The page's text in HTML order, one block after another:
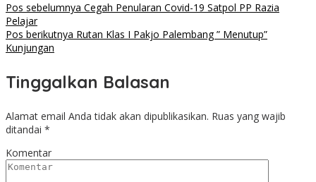
Pos sebelumnya Cegah Penularan Covid-19 Satpol PP Razia
Pelajar
Pos berikutnya Rutan Klas I Pakjo Palembang ” Menutup”
Kunjungan
Tinggalkan Balasan
Alamat email Anda tidak akan dipublikasikan. Ruas yang wajib
ditandai *
Komentar